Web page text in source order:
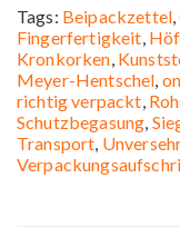
Tags: Beipackzettel,
Fingerfertigkeit,
Kronkorken,
Meyer-Hentschel,
richtig verpackt,
Schutzbegasung,
Transport,